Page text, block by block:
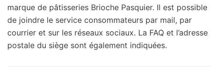
marque de pâtisseries Brioche Pasquier. Il est possible
de joindre le service consommateurs par mail, par
courrier et sur les réseaux sociaux. La FAQ et l’adresse
postale du siège sont également indiquées.